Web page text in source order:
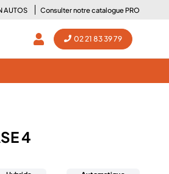
AUTOS Consulter notre catalogue PRO
02 21 83 39 79
4